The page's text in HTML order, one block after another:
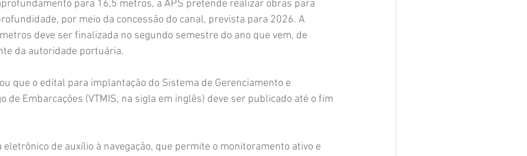
para 16,5 metros, a APS pretende realizar obras para
por meio da concessão do canal, prevista para 2026. A
deve ser finalizada no segundo semestre do ano que vem, de
da autoridade portuária.
que o edital para implantação do Sistema de Gerenciamento e
de Embarcações (VTMIS, na sigla em inglês) deve ser publicado até o fim
eletrônico de auxílio à navegação, que permite o monitoramento ativo e